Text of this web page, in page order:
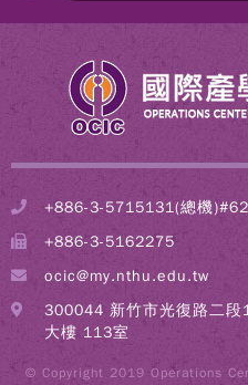
+886-3-5715131(總機
+886-3-5162275
ocic@my.nthu.edu.tw
300044 新竹市光復路二
大樓 113室
© Copyright 2019 Operations